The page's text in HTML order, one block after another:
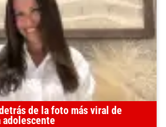
de la foto más viral de
adolescente